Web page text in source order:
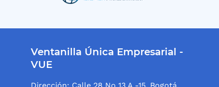
Ventanilla Única Empresarial -
VUE